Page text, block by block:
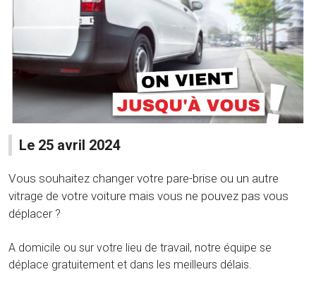
Le 25 avril 2024
Vous souhaitez changer votre pare-brise ou un autre
vitrage de votre voiture mais vous ne pouvez pas vous
déplacer ?
A domicile ou sur votre lieu de travail, notre équipe se
déplace gratuitement et dans les meilleurs délais.